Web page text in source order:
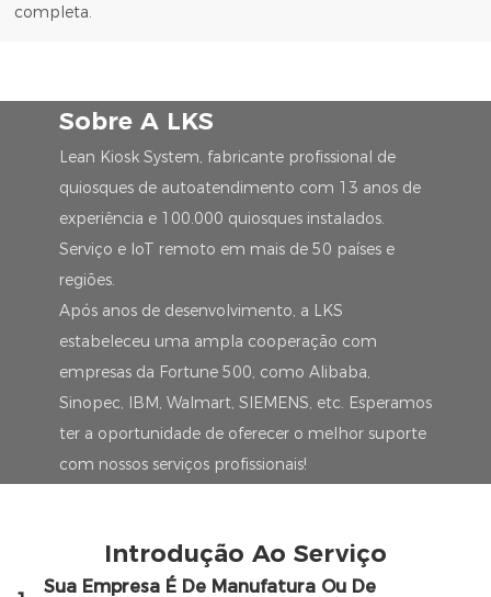
completa.
Sobre A LKS
Lean Kiosk System, fabricante profissional de
quiosques de autoatendimento com 13 anos de
experiência e 100.000 quiosques instalados.
Serviço e IoT remoto em mais de 50 países e
regiões.
Após anos de desenvolvimento, a LKS
estabeleceu uma ampla cooperação com
empresas da Fortune 500, como Alibaba,
Sinopec, IBM, Walmart, SIEMENS, etc. Esperamos
ter a oportunidade de oferecer o melhor suporte
com nossos serviços profissionais!
Introdução Ao Serviço
Sua Empresa É De Manufatura Ou De